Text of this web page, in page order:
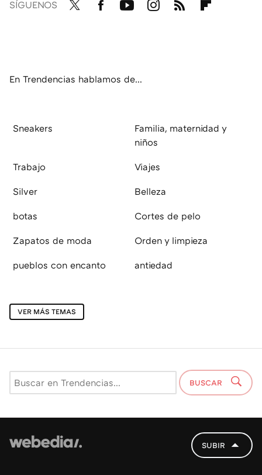
SÍGUENOS
En Trendencias hablamos de...
Sneakers
Familia, maternidad y
niños
Trabajo Viajes
Silver Belleza
botas Cortes de pelo
Zapatos de moda Orden y limpieza
pueblos con encanto antiedad
VER MÁS TEMAS
BUSCAR
SUBIR